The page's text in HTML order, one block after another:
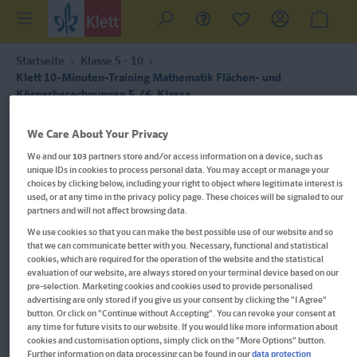
Startseite
Klasse 5 - 10
Klett 10-Minuten-Training Mathematik Flächen- und
Körperberechnungen 5./6. Klasse
Im Buch blättern
We Care About Your Privacy
We and our103partners store and/or access information on a device, such as
unique IDs in cookies to process personal data. You may accept or manage your
choices by clicking below, including your right to object where legitimate interest is
used, or at any time in the privacy policy page. These choices will be signaled to our
partners and will not affect browsing data.
We use cookies so that you can make the best possible use of our website and so
that we can communicate better with you. Necessary, functional and statistical
cookies, which are required for the operation of the website and the statistical
evaluation of our website, are always stored on your terminal device based on our
pre-selection. Marketing cookies and cookies used to provide personalised
advertising are only stored if you give us your consent by clicking the "I Agree"
button. Or click on "Continue without Accepting". You can revoke your consent at
any time for future visits to our website. If you would like more information about
cookies and customisation options, simply click on the "More Options" button.
Further information on data processing can be found in ourdata protection